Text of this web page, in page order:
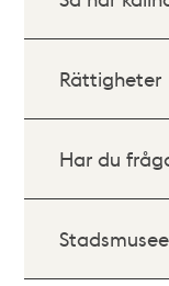
Rättigheter
Har du